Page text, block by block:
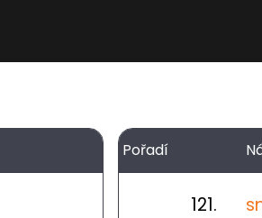
Pořadí
121.